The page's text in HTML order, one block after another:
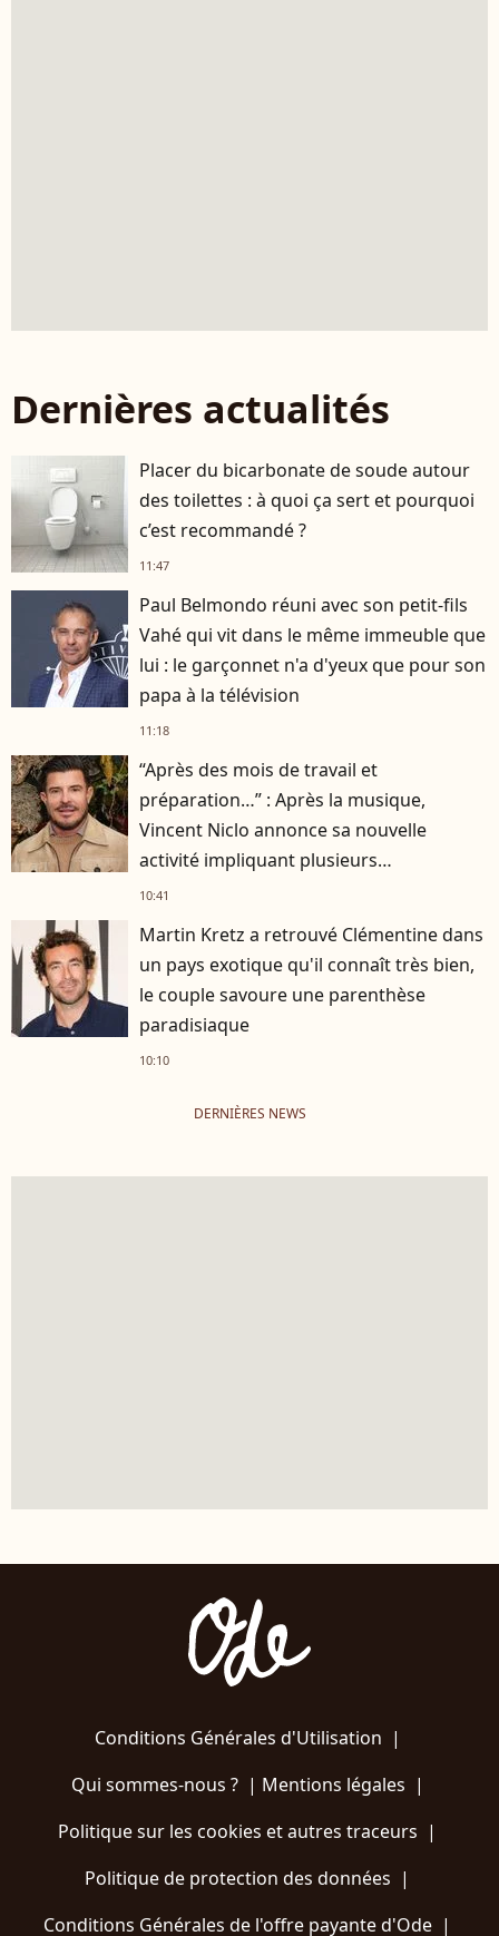
Dernières actualités
Placer du bicarbonate de soude autour
des toilettes : à quoi ça sert et pourquoi
c’est recommandé ?
11:47
Paul Belmondo réuni avec son petit-fils
Vahé qui vit dans le même immeuble que
lui : le garçonnet n'a d'yeux que pour son
papa à la télévision
11:18
“Après des mois de travail et
préparation…” : Après la musique,
Vincent Niclo annonce sa nouvelle
activité impliquant plusieurs
personnalités
10:41
Martin Kretz a retrouvé Clémentine dans
un pays exotique qu'il connaît très bien,
le couple savoure une parenthèse
paradisiaque
10:10
DERNIÈRES NEWS
Conditions Générales d'Utilisation |
Qui sommes-nous ?| Mentions légales |
Politique sur les cookies et autres traceurs |
Politique de protection des données |
Conditions Générales de l'offre payante d'Ode |